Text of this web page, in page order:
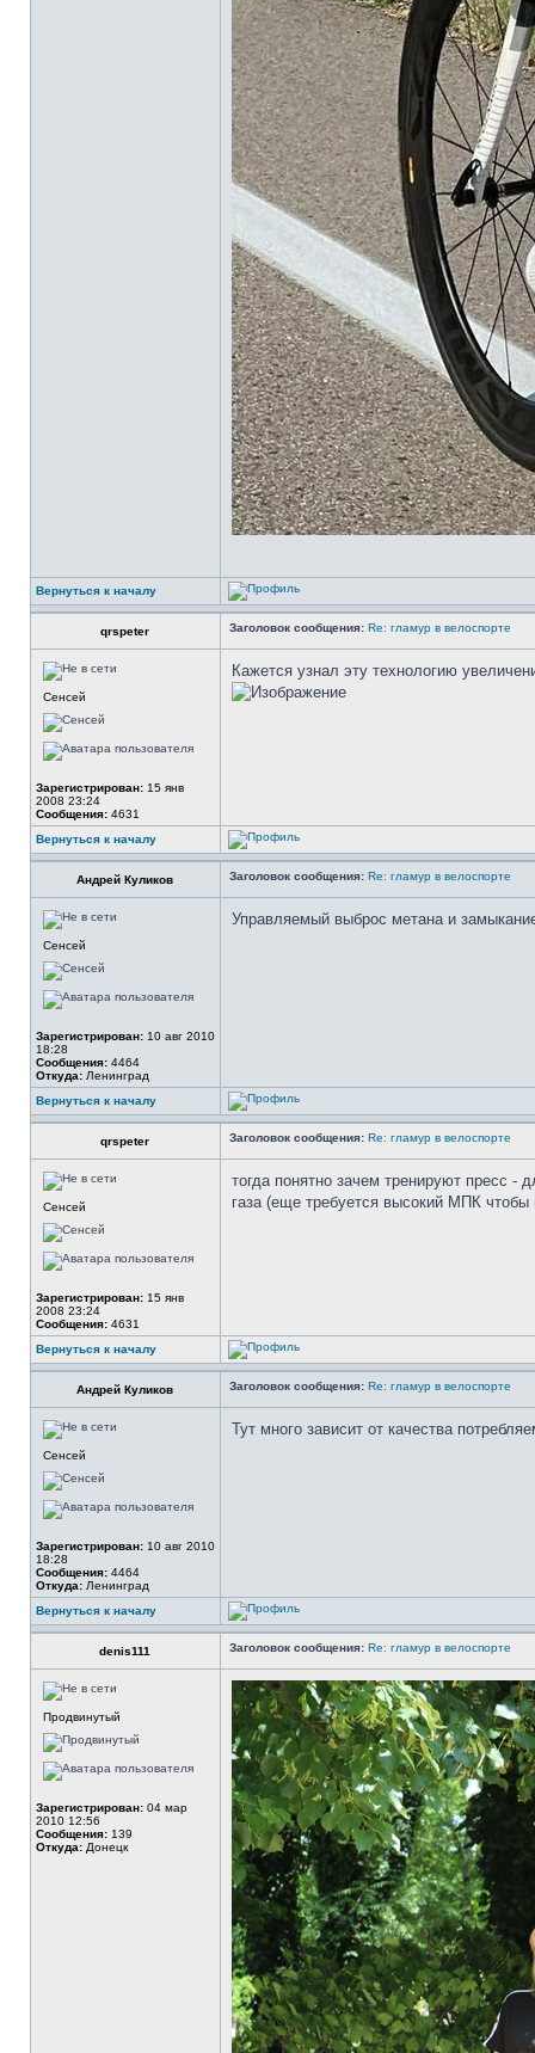
Вернуться к началу
qrspeter Заголовок сообщения: Re: гламур в велоспорте
Сенсей
Зарегистрирован: 15 янв
2008 23:24
Сообщения: 4631
Кажется узнал эту технологию
Вернуться к началу
Андрей Куликов Заголовок сообщения: Re: гламур в велоспорте
Сенсей
Зарегистрирован: 10 авг 2010
18:28
Сообщения: 4464
Откуда: Ленинград
Управляемый выброс метана и
Вернуться к началу
qrspeter Заголовок сообщения: Re: гламур в велоспорте
Сенсей
Зарегистрирован: 15 янв
2008 23:24
Сообщения: 4631
тогда понятно зачем тренируют пресс -
газа (еще требуется высокий МПК чтобы
Вернуться к началу
Андрей Куликов Заголовок сообщения: Re: гламур в велоспорте
Сенсей
Зарегистрирован: 10 авг 2010
18:28
Сообщения: 4464
Откуда: Ленинград
Тут много зависит от качества
Вернуться к началу
denis111 Заголовок сообщения: Re: гламур в велоспорте
Продвинутый
Зарегистрирован: 04 мар
2010 12:56
Сообщения: 139
Откуда: Донецк